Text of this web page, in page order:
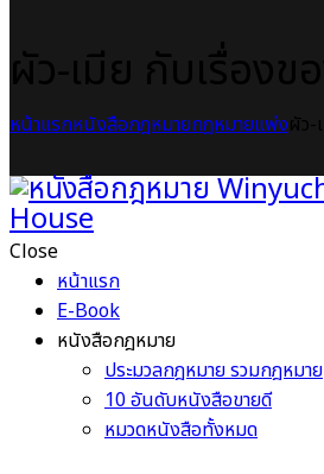
หน้าแรกหนังสือกฎหมายกฎหมายแพ่ง
Close
หน้าแรก
E-Book
หนังสือกฎหมาย
ประมวลกฎหมาย รวมกฎหมาย
10 อันดับหนังสือขายดี
หมวดหนังสือทั้งหมด